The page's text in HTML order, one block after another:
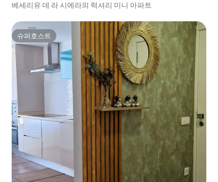
베세리유 데 라 시에라의 럭셔리 미니 아파트
슈퍼호스트
슈퍼호스트